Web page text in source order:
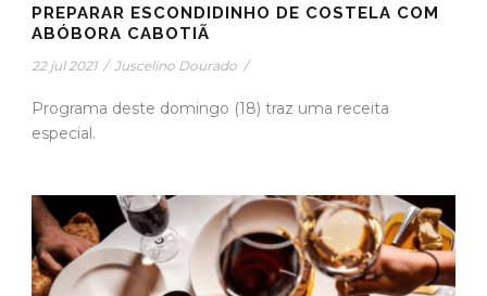
PREPARAR ESCONDIDINHO DE COSTELA COM
ABÓBORA CABOTIÃ
22 jul 2021 / Juscelino Dourado /
Programa deste domingo (18) traz uma receita
especial.